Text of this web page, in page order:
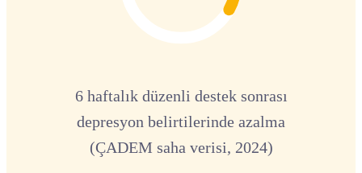
6 haftalık düzenli destek sonrası
depresyon belirtilerinde azalma
(ÇADEM saha verisi, 2024)